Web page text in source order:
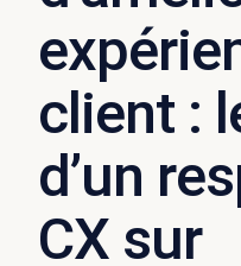
client :
d’un
CX sur